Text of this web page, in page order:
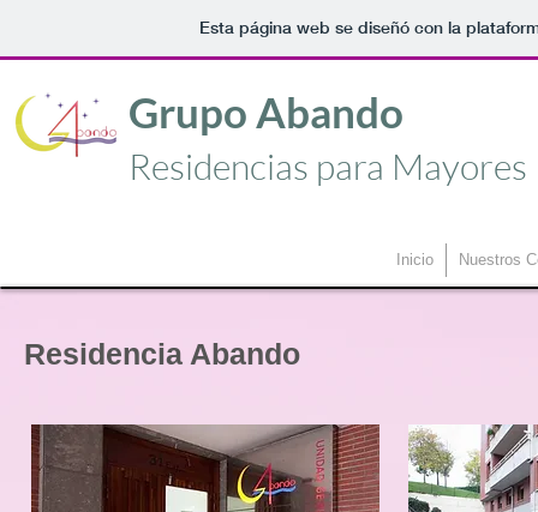
Esta página web se diseñó con la
Grupo Abando
Residencias para Mayores
Inicio Nuestros
Residencia Abando